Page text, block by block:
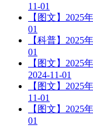
11-01
【图文】2025
01
【科普】2025
01
【图文】2025
2024-11-01
【图文】2025
11-01
【图文】2025
01